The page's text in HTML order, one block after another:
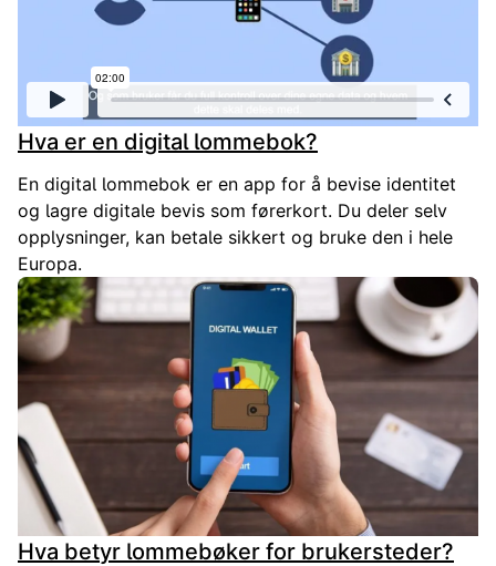
Hva er en digital lommebok?
En digital lommebok er en app for å bevise identitet
og lagre digitale bevis som førerkort. Du deler selv
opplysninger, kan betale sikkert og bruke den i hele
Europa.
Hva betyr lommebøker for brukersteder?